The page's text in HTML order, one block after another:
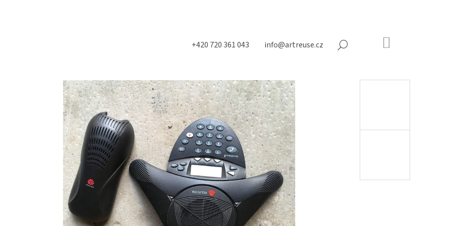
+420 720 361 043
info@artreuse.cz HLEDAT
HLEDAT
Doporučujeme
Následující
NÁSTĚNÁ STROPNÍ KONZOLE 6900KS STUDIOVÝ MOLITAN